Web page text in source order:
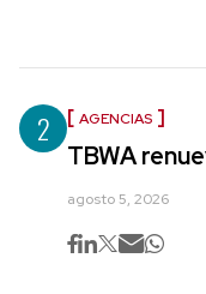
2 AGENCIAS
TBWA
agosto 5, 2026